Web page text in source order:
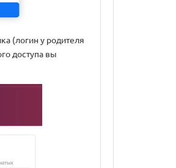
(логин у родителя
доступа вы